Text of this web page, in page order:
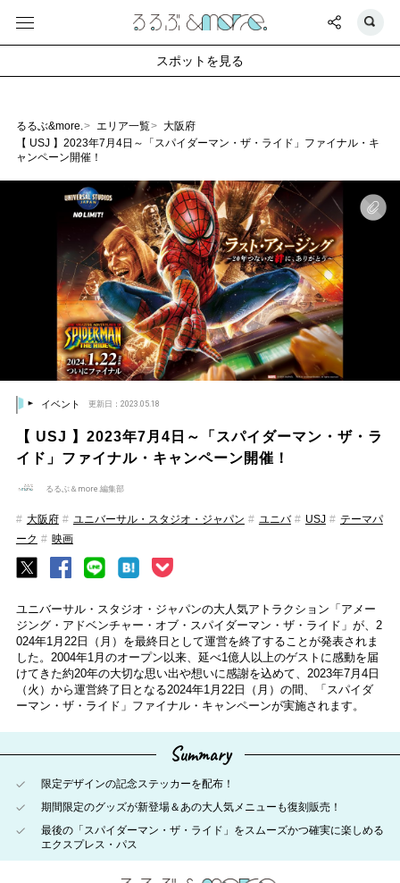
るるぶ&more. エリア一覧
大阪府
【 USJ 】2023年7月4日～「スパイダーマン・ザ・ライド」ファイナル・キ
ャンペーン開催！
イベント 更新日：2023.05.18
【 USJ 】2023年7月4日～「スパイダーマン・ザ・ラ
イド」ファイナル・キャンペーン開催！
るるぶ＆more.編集部
大阪府 ユニバーサル・スタジオ・ジャパン ユニバ USJ
テーマパ
ーク
映画
ユニバーサル・スタジオ・ジャパンの大人気アトラクション「アメー
ジング・アドベンチャー・オブ・スパイダーマン・ザ・ライド」が、2
024年1月22日（月）を最終日として運営を終了することが発表されま
した。2004年1月のオープン以来、延べ1億人以上のゲストに感動を届
けてきた約20年の大切な思い出や想いに感謝を込めて、2023年7月4日
（火）から運営終了日となる2024年1月22日（月）の間、「スパイダ
ーマン・ザ・ライド」ファイナル・キャンペーンが実施されます。
Summary
限定デザインの記念ステッカーを配布！
期間限定のグッズが新登場＆あの大人気メニューも復刻販売！
最後の「スパイダーマン・ザ・ライド」をスムーズかつ確実に楽しめる
エクスプレス・パス
スポットを見る